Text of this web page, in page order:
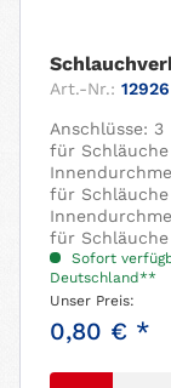
Art.-Nr.: 12926
Anschlüsse: 3
für
für
für Schläuche
Sofort
Deutschland**
Unser Preis:
0,80 € *